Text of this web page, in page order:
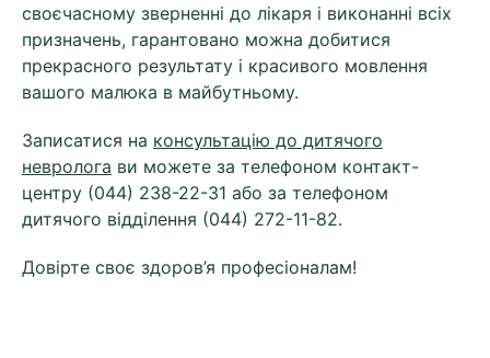
своєчасному зверненні до лікаря і виконанні всіх
призначень, гарантовано можна добитися
прекрасного результату і красивого мовлення
вашого малюка в майбутньому.
Записатися на консультацію до дитячого
невролога ви можете за телефоном контакт-
центру (044) 238-22-31 або за телефоном
дитячого відділення (044) 272-11-82.
Довірте своє здоров’я професіоналам!